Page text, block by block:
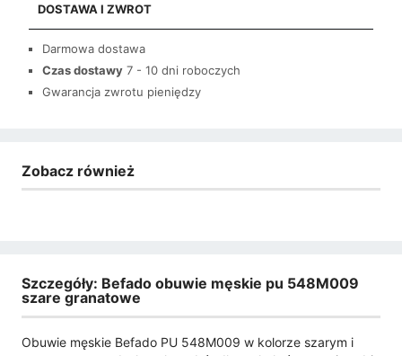
DOSTAWA I ZWROT
Darmowa dostawa
Czas dostawy 7 - 10 dni roboczych
Gwarancja zwrotu pieniędzy
Zobacz również
Szczegóły: Befado obuwie męskie pu 548M009
szare granatowe
Obuwie męskie Befado PU 548M009 w kolorze szarym i